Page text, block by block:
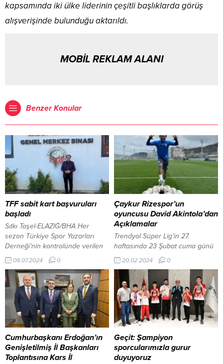
kapsamında iki ülke liderinin çeşitli başlıklarda görüş
alışverişinde bulunduğu aktarıldı.
MOBİL REKLAM ALANI
Benzer Konular
TFF sabit kart başvuruları
başladı
Sıtkı Taşel-ELAZIĞ/BHA Her
sezon Türkiye Spor Yazarları
Derneği’nin kontrolünde verilen
TFF sezonluk sabit Kart
başvuruları başladı. Türkiye spor
yazarları Derneği’nin
kontrolünde, müsabakaları takip
eden basın mensuplarına Türkiye
futbol federasyonu tarafından
verilen sezonluk sabit kart
başvuruları başladı. Türkiye spor
yazarları derneği Elazığ temsilcisi
Coşkun Kamaç, 2024-2025
sezonu için başvuruların
09.07.2024 0
Çaykur Rizespor’un
oyuncusu David Akintola’dan
Açıklamalar
Trendyol Süper Lig’in 27.
haftasında 23 Şubat cuma günü
deplasmanda Yılport
Samsunspor ile karşılaşacak
Çaykur Rizespor’un oyuncusu
David Akintola, “Son dört haftadır
taraftarlarımızı mutlu edemedik.
Zorlu bir süreçten geçiyoruz ama
elimizden gelen en iyisini
yaptığımıza inanmalarını
istiyorum.” dedi. 20 Şubat 2024,
15:30 yayınlandı Çaykur
Rizespor’un oyuncusu David
20.02.2024 0
Cumhurbaşkanı Erdoğan’ın
Genişletilmiş İl Başkanları
Toplantısına Kars İl
Geçit: Şampiyon
sporcularımızla gurur
duyuyoruz